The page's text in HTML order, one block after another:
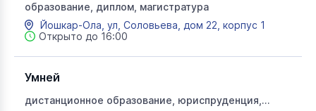
образование, диплом, магистратура
Йошкар-Ола, ул, Соловьева, дом 22, корпус 1
Открыто до 16:00
Умней
дистанционное образование, юриспруденция,